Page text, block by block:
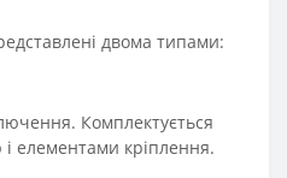
двома типами:
Комплектується
елементами кріплення.